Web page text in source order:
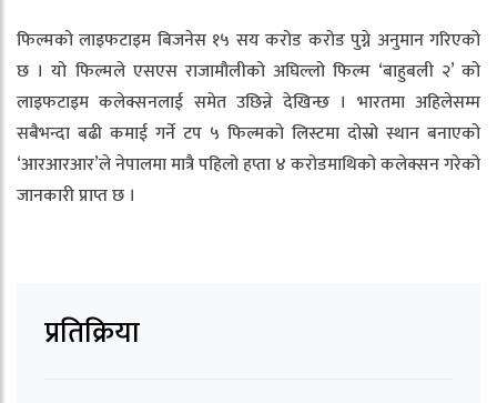
फिल्मको लाइफटाइम बिजनेस १५ सय करोड करोड पुग्ने अनुमान गरिएको
छ । यो फिल्मले एसएस राजामौलीको अघिल्लो फिल्म ‘बाहुबली २’ को
लाइफटाइम कलेक्सनलाई समेत उछिन्ने देखिन्छ । भारतमा अहिलेसम्म
सबैभन्दा बढी कमाई गर्ने टप ५ फिल्मको लिस्टमा दोस्रो स्थान बनाएको
‘आरआरआर’ले नेपालमा मात्रै पहिलो हप्ता ४ करोडमाथिको कलेक्सन गरेको
जानकारी प्राप्त छ ।
प्रतिक्रिया